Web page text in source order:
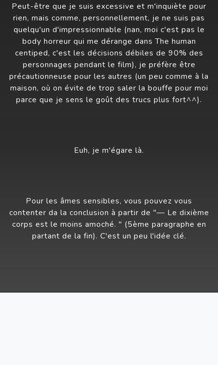
Peut-être que je suis excessive et m'inquiète pour
rien, mais comme, personnellement, je ne suis pas
quelqu'un d'impressionnable (nan, moi c'est pas le
body horreur qui me dérange dans The human
centiped, c'est les décisions débiles de 90% des
personnages pendant le film), je préfère être
précautionneuse pour les autres (un peu comme à la
maison, où on évite de trop saler la bouffe pour moi
parce que je sens le goût des trucs plus fort^^).
Euh, je m'égare là.
Pour les âmes sensibles, vous pouvez vous
contenter da la conclusion à partir de "— Le dixième
corps est le moins amoché. " (5ème paragraphe en
partant de la fin). C'est un peu l'idée clé.